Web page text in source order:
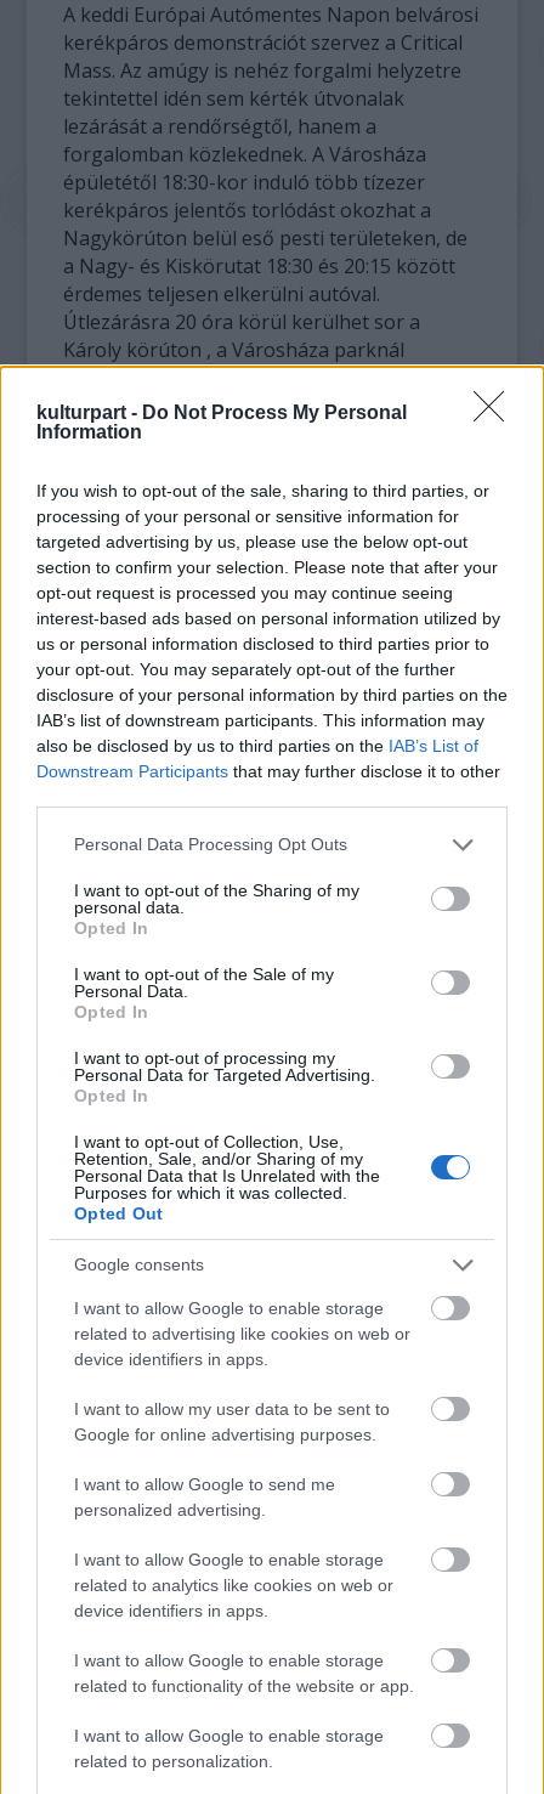
kulturpart - Do Not Process My Personal
Information
If you wish to opt-out of the sale, sharing to third parties, or
processing of your personal or sensitive information for
targeted advertising by us, please use the below opt-out
section to confirm your selection. Please note that after your
opt-out request is processed you may continue seeing
interest-based ads based on personal information utilized by
us or personal information disclosed to third parties prior to
your opt-out. You may separately opt-out of the further
disclosure of your personal information by third parties on the
IAB’s list of downstream participants. This information may
also be disclosed by us to third parties on the IAB’s List of
Downstream Participants that may further disclose it to other
Please note that this website/app uses one or more Google
not limited to your visit or usage behaviour. You may click to
grant or deny consent to Google and its third-party tags to
use your data for below specified purposes in below Google
consent section.
Personal Data Processing Opt Outs
I want to opt-out of the Sharing of my
personal data.
Opted In
I want to opt-out of the Sale of my
Personal Data.
Opted In
I want to opt-out of processing my
Personal Data for Targeted Advertising.
Opted In
I want to opt-out of Collection, Use,
Retention, Sale, and/or Sharing of my
Personal Data that Is Unrelated with the
Purposes for which it was collected.
Opted Out
Google consents
I want to allow Google to enable storage
related to advertising like cookies on web or
device identifiers in apps.
I want to allow my user data to be sent to
Google for online advertising purposes.
I want to allow Google to send me
personalized advertising.
I want to allow Google to enable storage
related to analytics like cookies on web or
device identifiers in apps.
I want to allow Google to enable storage
related to functionality of the website or app.
I want to allow Google to enable storage
related to personalization.
A keddi Európai Autómentes Napon belvárosi
kerékpáros demonstrációt szervez a Critical
Mass. Az amúgy is nehéz forgalmi helyzetre
tekintettel idén sem kérték útvonalak
lezárását a rendőrségtől, hanem a
forgalomban közlekednek. A Városháza
épületétől 18:30-kor induló több tízezer
kerékpáros jelentős torlódást okozhat a
Nagykörúton belül eső pesti területeken, de
a Nagy- és Kiskörutat 18:30 és 20:15 között
érdemes teljesen elkerülni autóval.
Útlezárásra 20 óra körül kerülhet sor a
Károly körúton , a Városháza parknál
19:20 között a Károly krt., Andrássy út, Teréz
krt., Király utca útvonalon, ahol rendőri
legfeljebb néhány percig tarthat 1-1
kereszteződésben.
A szervezők kerülőútnak a pesti rakpartot,
Dózsa György utat, Fiumei utat és Hungária
körutat ajánlják, tömegközlekedőknek pedig
A Critical Mass kéri a városlakók türelmét, és
az autóval, kerékpárral közlekedők fokozott
figyelmét!
Budapest Sport Test Lavór
PÉTER BENCE HAZATÉR - A VILÁGSZTÁR
ZONGORISTA BUDAPESTEN MUTATJA BE
VALMAR – ÉV VÉGI SZUPERKONCERT AZ